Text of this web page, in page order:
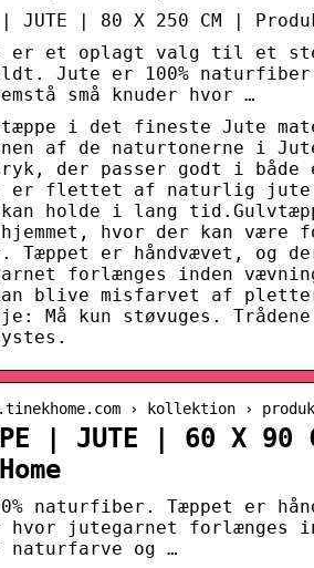
| JUTE | 80 X 250 CM |
er et oplagt valg til et
Jute er 100%
små knuder hvor …
i det fineste Jute
af de naturtonerne i
der passer godt i både
er flettet af naturlig
holde i lang
hvor der kan være
Tæppet er håndvævet, og
forlænges inden
blive misfarvet af
Må kun støvuges.
› kollektion ›
| JUTE | 60 X
naturfiber. Tæppet er
hvor jutegarnet forlænges
naturfarve og …